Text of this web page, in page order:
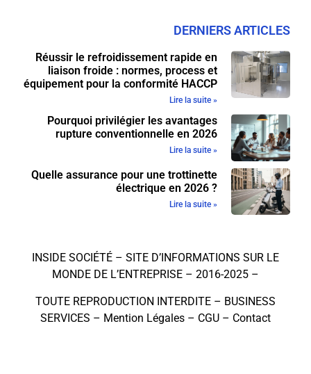
DERNIERS ARTICLES
Réussir le refroidissement rapide en
liaison froide : normes, process et
équipement pour la conformité HACCP
Lire la suite »
Pourquoi privilégier les avantages
rupture conventionnelle en 2026
Lire la suite »
Quelle assurance pour une trottinette
électrique en 2026 ?
Lire la suite »
INSIDE SOCIÉTÉ – SITE D’INFORMATIONS SUR LE
MONDE DE L’ENTREPRISE – 2016-2025 –
TOUTE REPRODUCTION INTERDITE – BUSINESS
SERVICES – Mention Légales – CGU – Contact